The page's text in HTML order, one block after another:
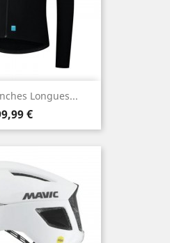
Longues...
€